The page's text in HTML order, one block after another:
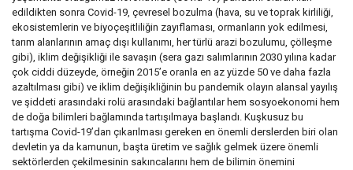
edildikten sonra Covid-19, çevresel bozulma (hava, su ve toprak kirliliği,
ekosistemlerin ve biyoçeşitliliğin zayıflaması, ormanların yok edilmesi,
tarım alanlarının amaç dışı kullanımı, her türlü arazi bozulumu, çölleşme
gibi), iklim değişikliği ile savaşın (sera gazı salımlarının 2030 yılına kadar
çok ciddi düzeyde, örneğin 2015’e oranla en az yüzde 50 ve daha fazla
azaltılması gibi) ve iklim değişikliğinin bu pandemik olayın alansal yayılış
ve şiddeti arasındaki rolü arasındaki bağlantılar hem sosyoekonomi hem
de doğa bilimleri bağlamında tartışılmaya başlandı. Kuşkusuz bu
tartışma Covid-19’dan çıkarılması gereken en önemli derslerden biri olan
devletin ya da kamunun, başta üretim ve sağlık gelmek üzere önemli
sektörlerden çekilmesinin sakıncalarını hem de bilimin önemini